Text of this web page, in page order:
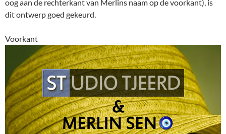
oog aan de rechterkant van Merlins naam op de voorkant), is
dit ontwerp goed gekeurd.
Voorkant